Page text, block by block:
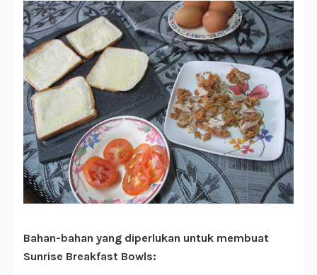
Bahan-bahan yang diperlukan untuk membuat
Sunrise Breakfast Bowls: